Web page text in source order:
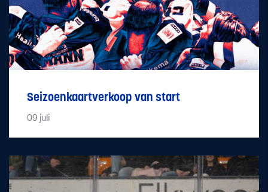
Seizoenkaartverkoop van start
09 juli